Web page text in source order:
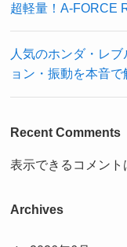
超軽量！A-FORCE
人気のホンダ・レ
ョン・振動を本音で
Recent Comments
表示できるコメント
Archives